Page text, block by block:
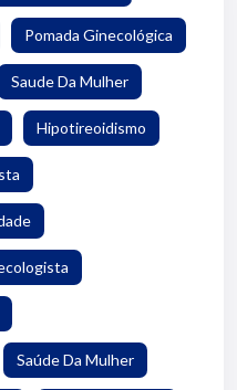
Pomada Ginecológica
Saude Da Mulher
Hipotireoidismo
Saúde Da Mulher